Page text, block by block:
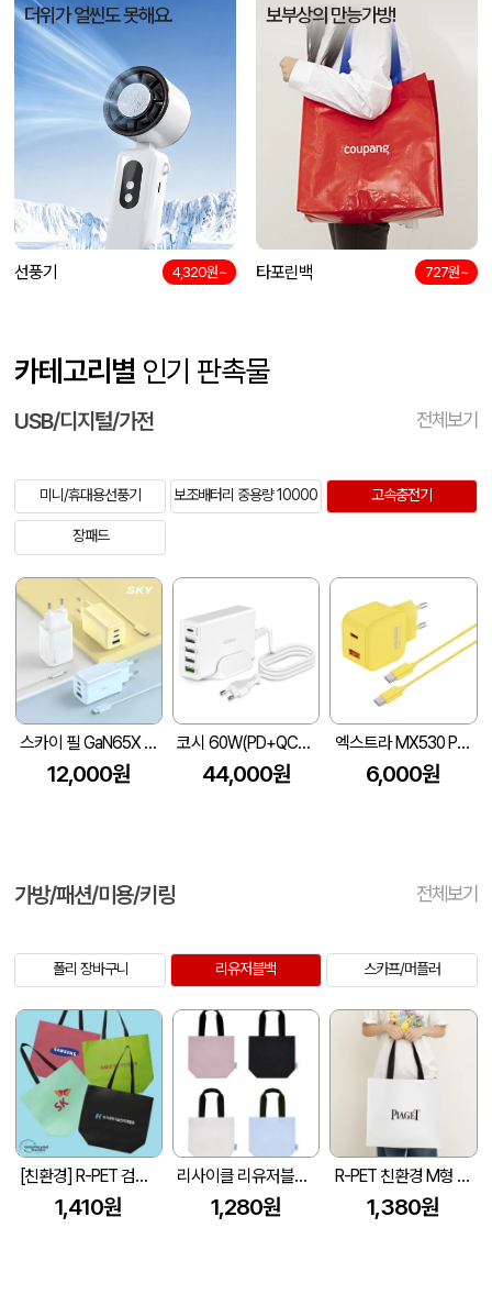
더위가 얼씬도 못해요.
선풍기 4,320원~
보부상의 만능가방!
타포린백 727원~
카테고리별 인기 판촉물
USB/디지털/가전 전체보기
미니/휴대용선풍기 보조배터리 중용량 10000 고속충전기
장패드
스카이 필 GaN65X 4세대 초미니 65W 멀티 3포트 PD 초고속 충전 어댑터+1.2M 케이블
12,000원
코시 60W(PD+QC3.0) 5포트 멀티 고속 충전기
44,000원
엑스트라 MX530 PD PPS 초고속 듀얼 충전기
6,000원
가방/패션/미용/키링 전체보기
폴리 장바구니 리유저블백 스카프/머플러
[친환경] R-PET 검정내피 리유저블백 (4색/중형/170g)(450x150x400mm)
1,410원
리사이클 리유저블백 4컬러 GRS인증 40*35*15
1,280원
R-PET 친환경 M형 리유저블백 (450x150x400mm)
1,380원